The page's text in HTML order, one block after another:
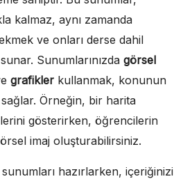
kalmaz, aynı zamanda
ve onları derse dahil
Sunumlarınızda görsel
grafikler kullanmak, konunun
sağlar. Örneğin, bir harita
gösterirken, öğrencilerin
imaj oluşturabilirsiniz.
hazırlarken, içeriğinizi